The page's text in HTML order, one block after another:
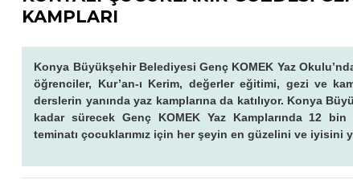
KAMPLARI
Konya Büyükşehir Belediyesi Genç KOMEK Yaz
öğrenciler, Kur’an-ı Kerim, değerler eğitimi, gezi ve
derslerin yanında yaz kamplarına da katılıyor. Konya
kadar sürecek Genç KOMEK Yaz Kamplarında 12 bin
teminatı çocuklarımız için her şeyin en güzelini ve iyisini